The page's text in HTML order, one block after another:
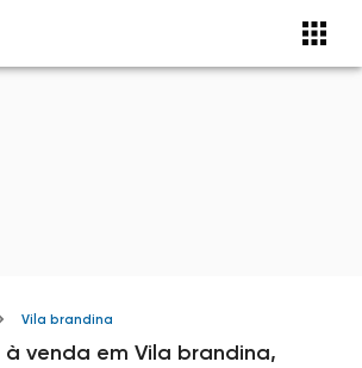
Vila brandina
à venda em Vila brandina,